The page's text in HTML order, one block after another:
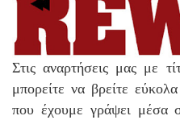
Στις αναρτήσεις μας με
μπορείτε να βρείτε
που έχουμε γράψει μέσα